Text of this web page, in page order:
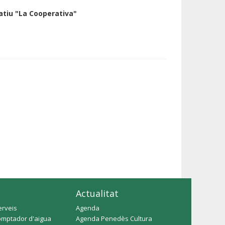
"La Cooperativa"
d'aigua
Actualitat
Agenda
Agenda Penedès Cultura